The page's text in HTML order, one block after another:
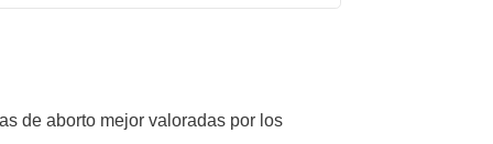
de aborto mejor valoradas por los